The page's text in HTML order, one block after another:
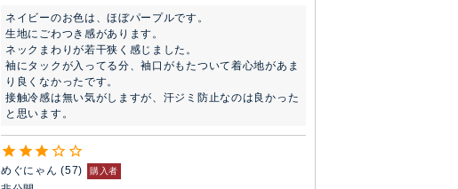
ネイビーのお色は、ほぼパープルです。
生地にごわつき感があります。
ネックまわりが若干狭く感じました。
袖にタックが入ってる分、袖口がもたついて着心地があま
り良くなかったです。
接触冷感は無い気がしますが、汗ジミ防止なのは良かった
と思います。
めぐにゃん 57 購入者